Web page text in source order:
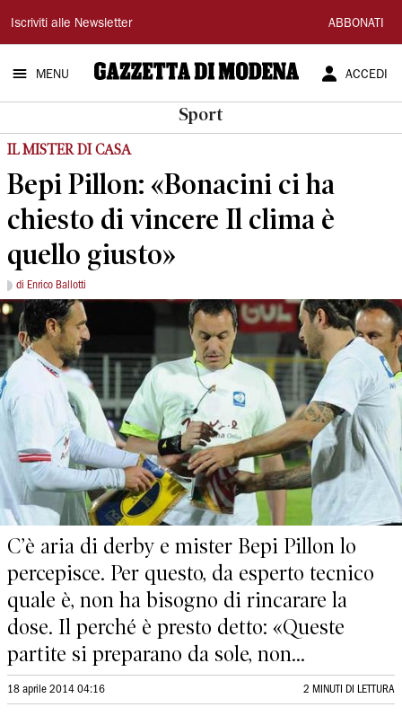
Gazzetta
di
Modena
Iscriviti alle Newsletter ABBONATI
MENU ACCEDI
Sport
IL MISTER DI CASA
Bepi Pillon: «Bonacini ci ha
chiesto di vincere Il clima è
quello giusto»
di Enrico Ballotti
C’è aria di derby e mister Bepi Pillon lo
percepisce. Per questo, da esperto tecnico
quale è, non ha bisogno di rincarare la
dose. Il perché è presto detto: «Queste
partite si preparano da sole, non...
18 aprile 2014 04:16 2 MINUTI DI LETTURA